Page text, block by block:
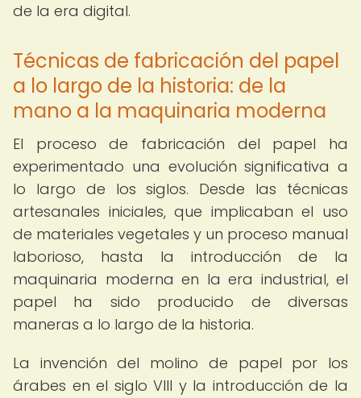
de la era digital.
Técnicas de fabricación del papel
a lo largo de la historia: de la
mano a la maquinaria moderna
El proceso de fabricación del papel ha
experimentado una evolución significativa a
lo largo de los siglos. Desde las técnicas
artesanales iniciales, que implicaban el uso
de materiales vegetales y un proceso manual
laborioso, hasta la introducción de la
maquinaria moderna en la era industrial, el
papel ha sido producido de diversas
maneras a lo largo de la historia.
La invención del molino de papel por los
árabes en el siglo VIII y la introducción de la